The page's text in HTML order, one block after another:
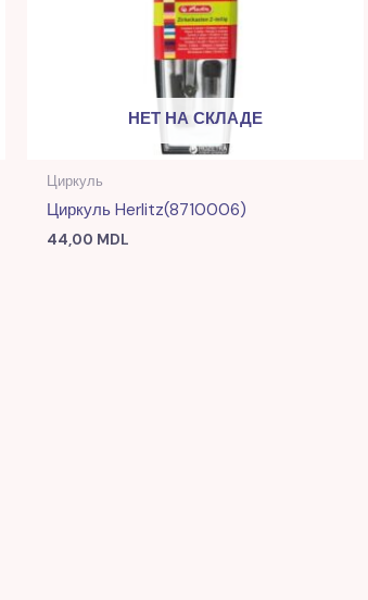
НЕТ НА СКЛАДЕ
Циркуль
Циркуль Herlitz(8710006)
44,00 MDL